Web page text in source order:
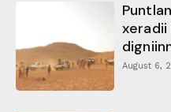
xeradii
August 6,